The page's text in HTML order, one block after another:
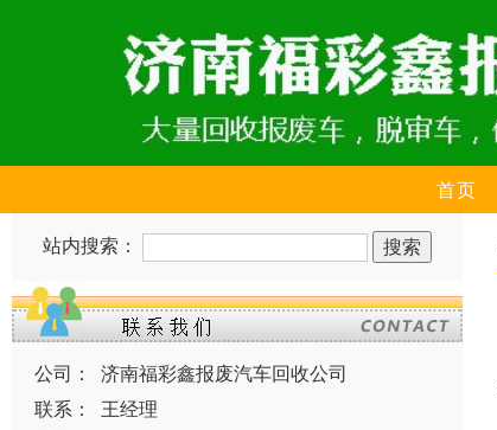
首页
站内搜索：
公司：
济南福彩鑫报废汽车回收公司
联系：
王经理